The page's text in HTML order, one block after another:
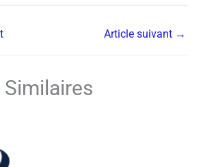
Article suivant →